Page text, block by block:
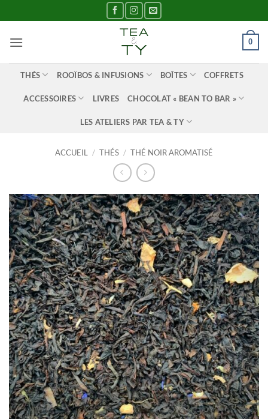
au
contenu
0
THÉS ROOÏBOS & INFUSIONS BOÎTES COFFRETS
ACCESSOIRES LIVRES CHOCOLAT « BEAN TO BAR »
LES ATELIERS PAR TEA & TY
ACCUEIL / THÉS / THÉ NOIR AROMATISÉ